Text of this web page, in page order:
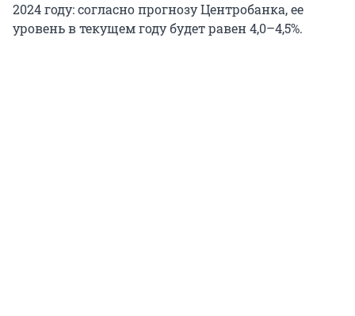
2024 году: согласно прогнозу Центробанка, ее
уровень в текущем году будет равен 4,0–4,5%.